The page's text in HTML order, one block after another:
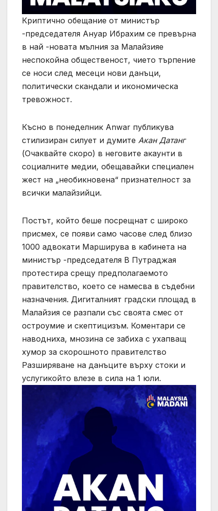
Криптично обещание от министър
-председателя Ануар Ибрахим се превърна
в най -новата мълния за Малайзияе
неспокойна общественост, чието търпение
се носи след месеци нови данъци,
политически скандали и икономическа
тревожност.
Късно в понеделник Anwar публикува
стилизиран силует и думите Акан Датанг
(Очаквайте скоро) в неговите акаунти в
социалните медии, обещавайки специален
жест на „необикновена“ признателност за
всички малайзийци.
Постът, който беше посрещнат с широко
присмех, се появи само часове след близо
1000 адвокати Марширува в кабинета на
министър -председателя В Путраджая
протестира срещу предполагаемото
правителство, което се намесва в съдебни
назначения. Дигиталният градски площад в
Малайзия се разпали със своята смес от
остроумие и скептицизъм. Коментари се
наводниха, мнозина се забиха с ухапващ
хумор за скорошното правителство
Разширяване на данъците върху стоки и
услугикойто влезе в сила на 1 юли.